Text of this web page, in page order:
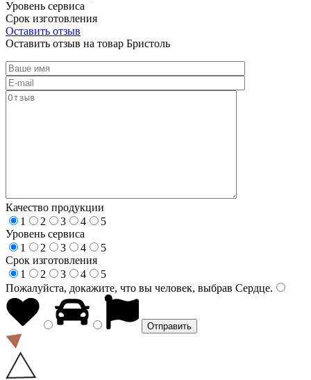
Уровень сервиса
Срок изготовления
Оставить отзыв
Оставить отзыв на товар Бристоль
Качество продукции
1
2 3 4
5
Уровень сервиса
1
2 3 4
5
Срок изготовления
1
2 3 4
5
Пожалуйста, докажите, что вы человек, выбрав Сердце.